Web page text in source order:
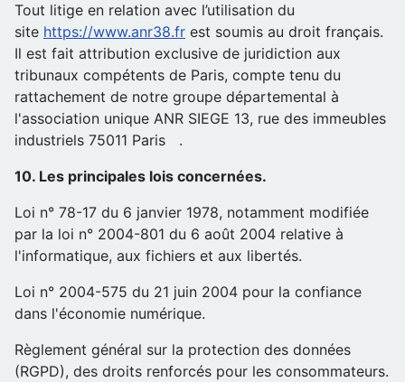
Tout litige en relation avec l’utilisation du
site https://www.anr38.fr est soumis au droit français.
Il est fait attribution exclusive de juridiction aux
tribunaux compétents de Paris, compte tenu du
rattachement de notre groupe départemental à
l'association unique ANR SIEGE 13, rue des immeubles
industriels 75011 Paris .
10. Les principales lois concernées.
Loi n° 78-17 du 6 janvier 1978, notamment modifiée
par la loi n° 2004-801 du 6 août 2004 relative à
l'informatique, aux fichiers et aux libertés.
Loi n° 2004-575 du 21 juin 2004 pour la confiance
dans l'économie numérique.
Règlement général sur la protection des données
(RGPD), des droits renforcés pour les consommateurs.